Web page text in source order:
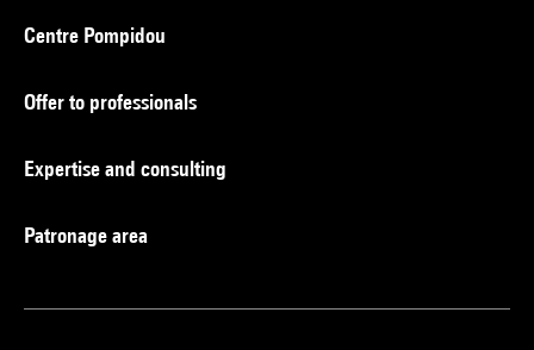
Centre Pompidou
Offer to professionals
Expertise and consulting
Patronage area